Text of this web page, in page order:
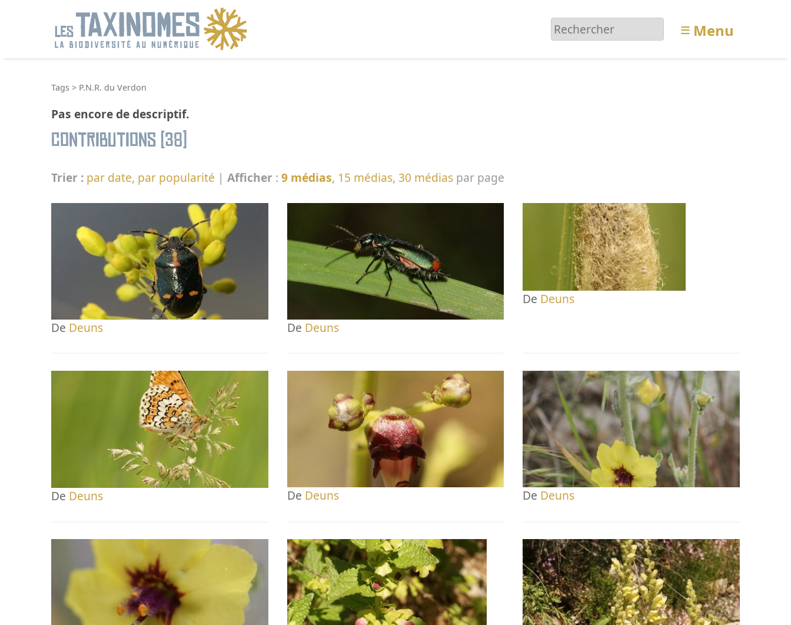
≡ Menu
Tags > P.N.R. du Verdon
Pas encore de descriptif.
Contributions (38)
Trier : par date, par popularité | Afficher : 9 médias, 15 médias, 30 médias par page
De Deuns De Deuns
De Deuns
De Deuns De Deuns De Deuns